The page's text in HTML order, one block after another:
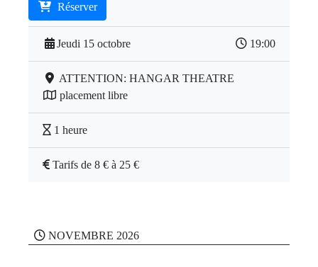
Réserver
Jeudi 15 octobre 19:00
ATTENTION: HANGAR THEATRE
placement libre
1 heure
Tarifs de 8 € à 25 €
NOVEMBRE 2026